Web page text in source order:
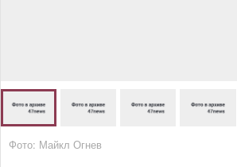
Фото: Майкл Огнев